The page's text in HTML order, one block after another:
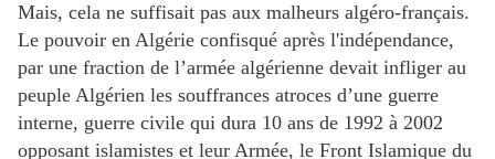
Mais, cela ne suffisait pas aux malheurs algéro-français.
Le pouvoir en Algérie confisqué après l'indépendance,
par une fraction de l’armée algérienne devait infliger au
peuple Algérien les souffrances atroces d’une guerre
interne, guerre civile qui dura 10 ans de 1992 à 2002
opposant islamistes et leur Armée, le Front Islamique du